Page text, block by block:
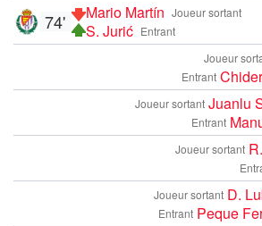
Joueur sortant
Mario Martín
Entrant
S. Jurić
74'
Joueur
Entrant
Joueur sortant Juanlu
Entrant
Joueur sortant
Joueur sortant D.
Entrant Peque